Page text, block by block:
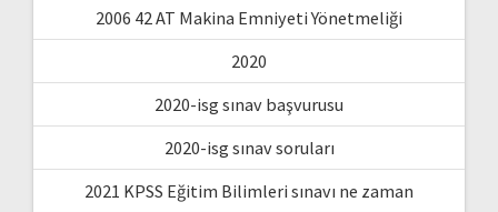
2006 42 AT Makina Emniyeti Yönetmeliği
2020
2020-isg sınav başvurusu
2020-isg sınav soruları
2021 KPSS Eğitim Bilimleri sınavı ne zaman